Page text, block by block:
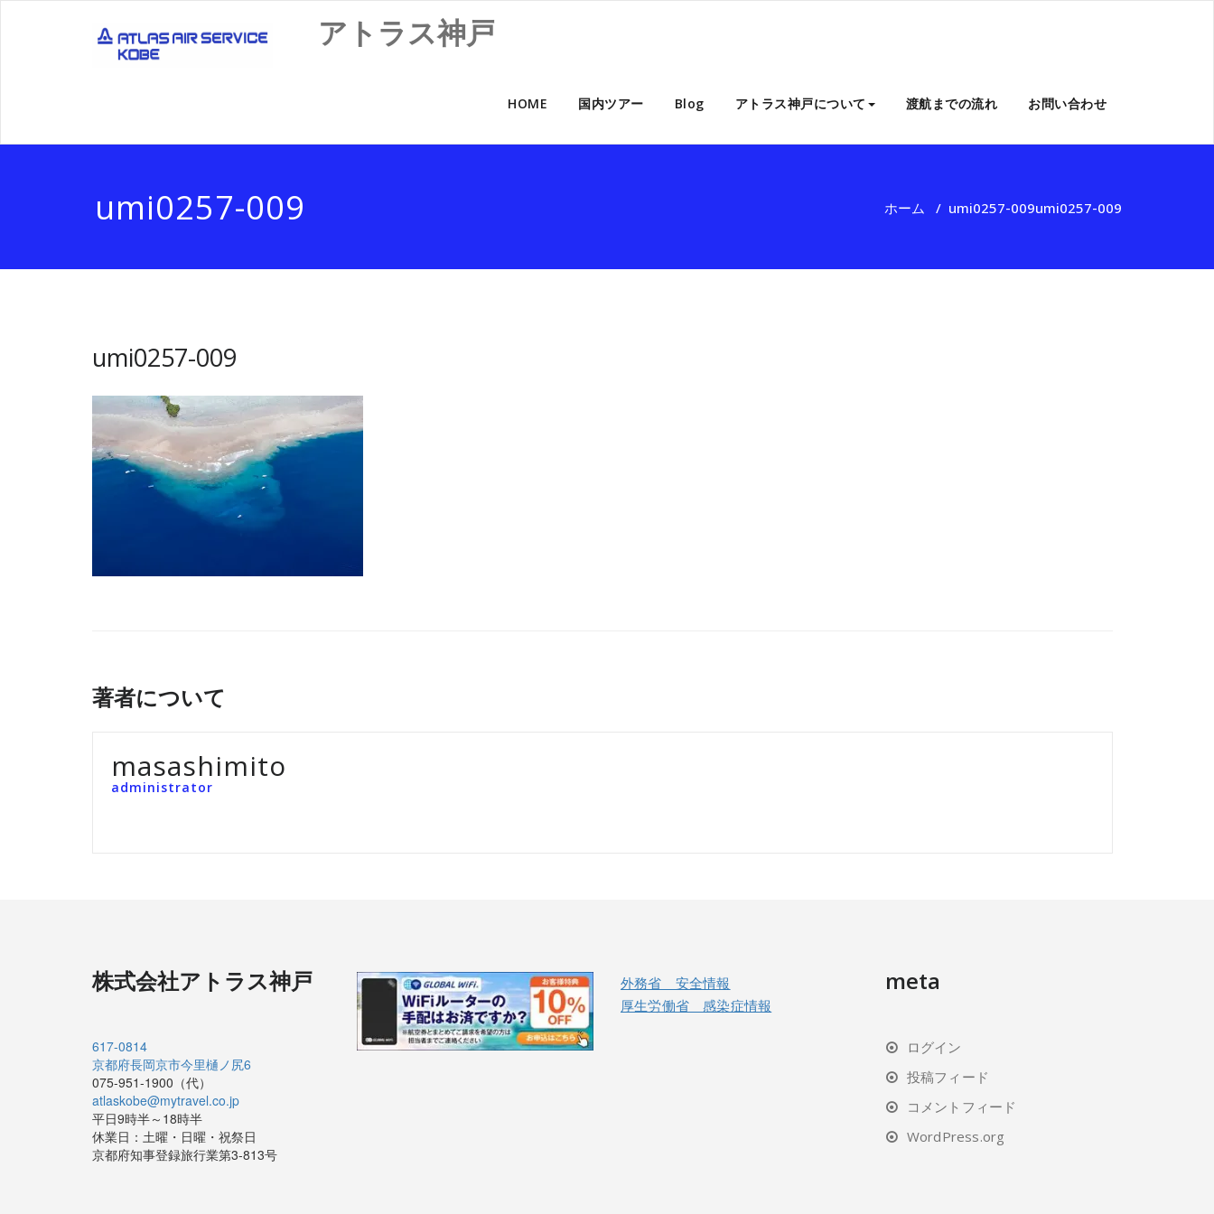
アトラス神戸
HOME 国内ツアー Blog アトラス神戸について 渡航までの流れ お問い合わせ
umi0257-009 ホーム / umi0257-009umi0257-009
umi0257-009
著者について
masashimito
administrator
株式会社アトラス神戸
617-0814
京都府長岡京市今里樋ノ尻6
075-951-1900（代）
atlaskobe@mytravel.co.jp
平日9時半～18時半
休業日：土曜・日曜・祝祭日
京都府知事登録旅行業第3-813号
外務省 安全情報
厚生労働省 感染症情報
meta
ログイン
投稿フィード
コメントフィード
WordPress.org